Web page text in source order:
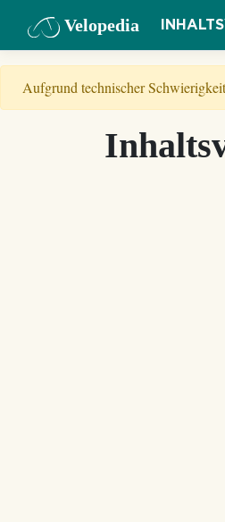
Velopedia
Aufgrund technischer